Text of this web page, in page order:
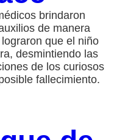
brindaron
de manera
que el niño
desmintiendo las
de los curiosos
fallecimiento.